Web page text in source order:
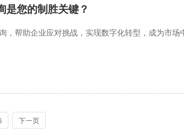
是您的制胜关键？
，帮助企业应对挑战，实现数字化转型，成为市场
下一页